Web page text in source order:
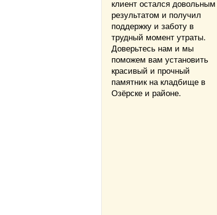
клиент остался довольным
результатом и получил
поддержку и заботу в
трудный момент утраты.
Доверьтесь нам и мы
поможем вам установить
красивый и прочный
памятник на кладбище в
Озёрске и районе.